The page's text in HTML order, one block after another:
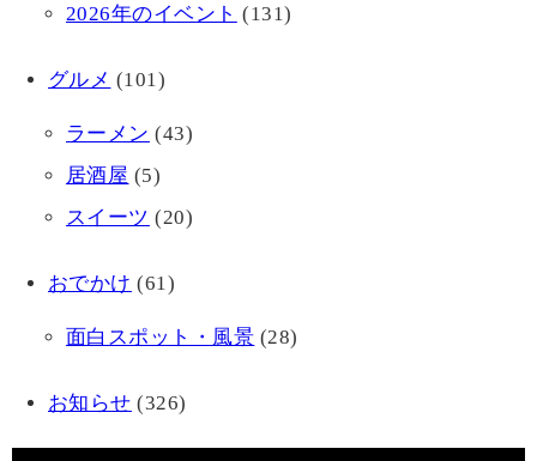
2026年のイベント (131)
グルメ (101)
ラーメン (43)
居酒屋 (5)
スイーツ (20)
おでかけ (61)
面白スポット・風景 (28)
お知らせ (326)